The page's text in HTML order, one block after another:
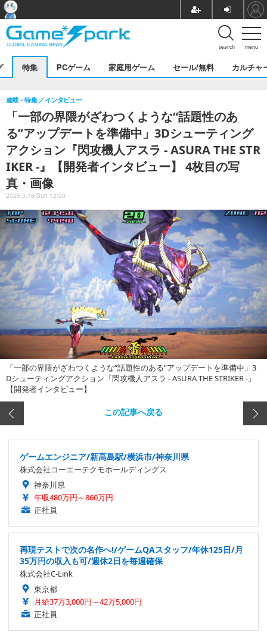
menu
search
特集 PCゲーム 家庭用ゲーム セール/無料 カルチャ
「一部の界隈がざわつくような“話題性のあ
る”アップデートを準備中」3Dシューティング
アクション『閃攻機人アスラ - ASURA THE STR
IKER -』【開発者インタビュー】 4枚目の写
真・画像
連載・特集 インタビュー
2025.5.18 Sun 12:00
「一部の界隈がざわつくような“話題性のある”アップデートを準備中」3
Dシューティングアクション『閃攻機人アスラ - ASURA THE STRIKER -』
【開発者インタビュー】
この記事へ戻る
ゲームエンジニア/新高島駅/横浜市/神奈川県
株式会社コーエーテクモホールディングス
神奈川県
年収480万円～860万円
正社員
再現テストで次の名作へ!/ゲームQAスタッフ/年休125日/月
35万円の収入も可/週休2日を毎週確保
株式会社C-Link
東京都
月給37万3,000円～42万5,000円
正社員